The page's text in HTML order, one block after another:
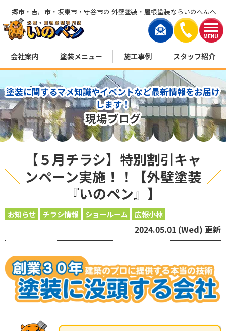
MENU
三郷市・吉川市・坂東市・守谷市の 外壁塗装・屋根塗装ならいのぺんへ
会社案内 塗装メニュー 施工事例 スタッフ紹介
塗装に関するマメ知識やイベントなど最新情報をお届け
します！
現場ブログ
【５月チラシ】特別割引キャ
ンペーン実施！！【外壁塗装
『いのペン』】
お知らせ チラシ情報 ショールーム 広報小林
2024.05.01 (Wed) 更新